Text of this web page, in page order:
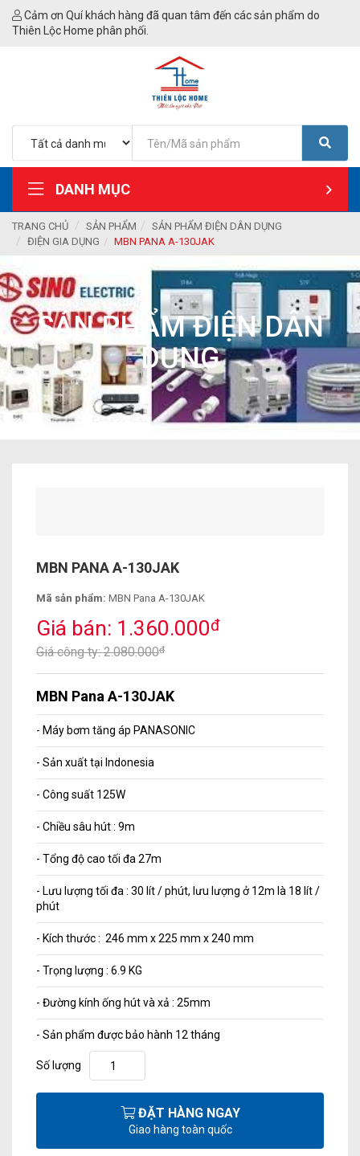
Cảm ơn Quí khách hàng đã quan tâm đến các sản phẩm do
Thiên Lộc Home phân phối.
DANH MỤC
TRANG CHỦ SẢN PHẨM
SẢN PHẨM ĐIỆN DÂN DỤNG
ĐIỆN GIA DỤNG
MBN PANA A-130JAK
SẢN PHẨM ĐIỆN DÂN
DỤNG
MBN PANA A-130JAK
Mã sản phẩm: MBN Pana A-130JAK
Giá bán: 1.360.000đ
Giá công ty: 2.080.000đ
MBN Pana A-130JAK
- Máy bơm tăng áp PANASONIC
- Sản xuất tại Indonesia
- Công suất 125W
- Chiều sâu hút : 9m
- Tổng độ cao tối đa 27m
- Lưu lượng tối đa : 30 lít / phút, lưu lượng ở 12m là 18 lít /
phút
- Kích thước : 246 mm x 225 mm x 240 mm
- Trọng lượng : 6.9 KG
- Đường kính ống hút và xả : 25mm
- Sản phẩm được bảo hành 12 tháng
Số lượng
ĐẶT HÀNG NGAY
Giao hàng toàn quốc